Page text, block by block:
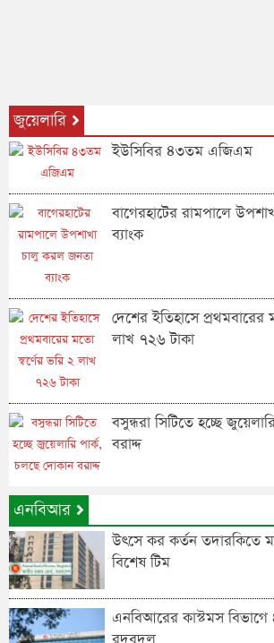
জুয়েলারি
ইউসিবির ৪৩তম এজিএম
বাগেরহাটের রামপালে
ব্যাংক
দেশের ইতিহাসে প্রথমবারের
লাখ ৭২৬ টাকা
বসুন্ধরা সিটিতে হচ্ছে
বরাদ্দ
এনবিআর
উৎসে কর কর্তন তদারকিতে
বিশেষ টিম
এনবিআরের কাস্টমস